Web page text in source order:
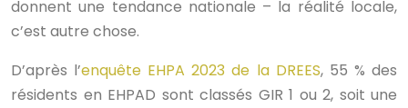
donnent une tendance nationale – la réalité locale,
c’est autre chose.
D’après l’enquête EHPA 2023 de la DREES, 55 % des
résidents en EHPAD sont classés GIR 1 ou 2, soit une